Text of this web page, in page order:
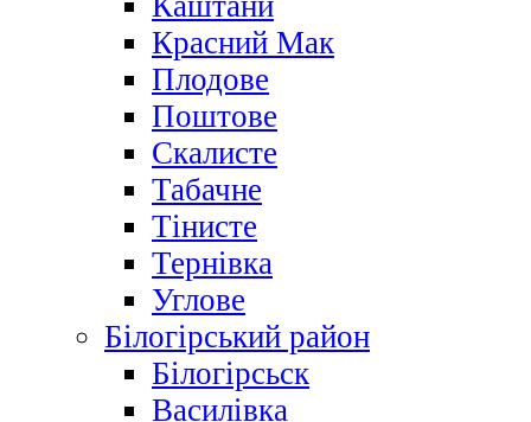
Красний Мак
Плодове
Поштове
Скалисте
Табачне
Тінисте
Тернівка
Углове
Білогірський район
Білогірсьск
Василівка